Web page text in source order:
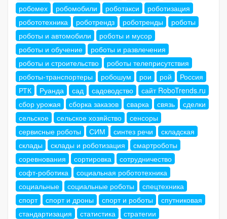
робомех
робомобили роботакси
роботизация
робототехника
роботрендз роботренды
роботы
роботы и автомобили
роботы и мусор
роботы и обучение
роботы и развлечения
роботы и строительство
роботы телеприсутствия
роботы-транспортеры
робошум рои рой
Россия
РТК
Руанда сад садоводство
сайт RoboTrends.ru
сбор урожая
сборка заказов сварка связь
сделки
сельское
сельское хозяйство
сенсоры
сервисные роботы
СИМ синтез речи
складская
склады
склады и роботизация
смартроботы
соревнования
сортировка
сотрудничество
софт-роботика
социальная робототехника
социальные
социальные роботы
спецтехника
спорт
спорт и дроны спорт и роботы
спутниковая
стандартизация
статистика
стратегии